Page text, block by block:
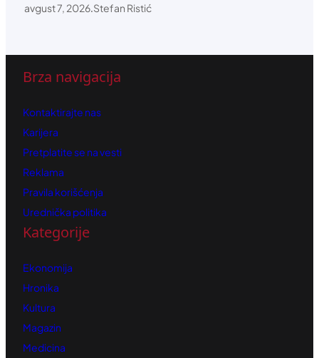
avgust 7, 2026.Stefan Ristić
Brza navigacija
Kontaktirajte nas
Karijera
Pretplatite se na vesti
Reklama
Pravila korišćenja
Urednička politika
Kategorije
Ekonomija
Hronika
Kultura
Magazin
Medicina